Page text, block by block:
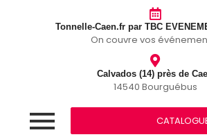
Tonnelle-Caen.fr par TBC
On couvre vos
Calvados (14) près de
14540 Bourguébus